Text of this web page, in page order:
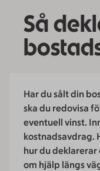
Så
Har du sålt din
ska du redovisa
eventuell vinst.
kostnadsavdrag.
hur du
om hjälp längs